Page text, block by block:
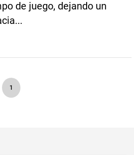
de juego, dejando un
1